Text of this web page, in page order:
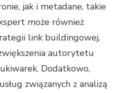
jak i metadane, takie
może również
link buildingowej,
autorytetu
Dodatkowo,
związanych z analizą